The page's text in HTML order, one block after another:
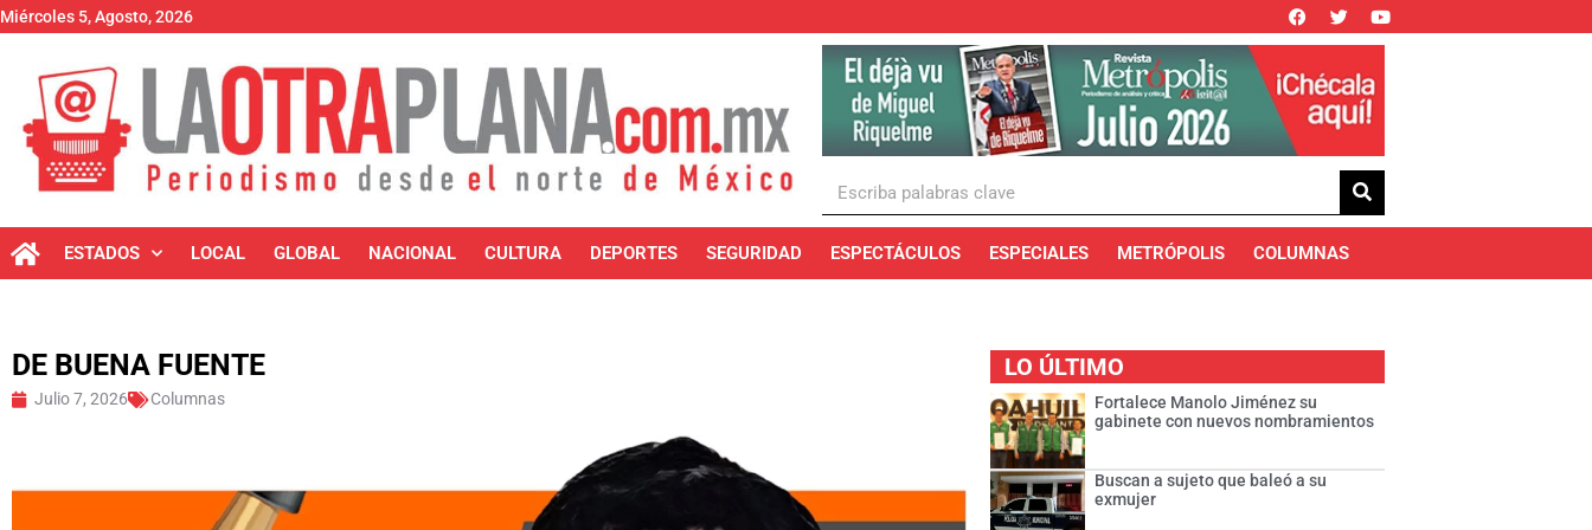
Miércoles 5, Agosto, 2026
ESTADOS LOCAL GLOBAL NACIONAL CULTURA DEPORTES SEGURIDAD ESPECTÁCULOS ESPECIALES METRÓPOLIS COLUMNAS
DE BUENA FUENTE
Julio 7, 2026 Columnas
LO ÚLTIMO
Fortalece Manolo Jiménez su
gabinete con nuevos nombramientos
Buscan a sujeto que baleó a su
exmujer